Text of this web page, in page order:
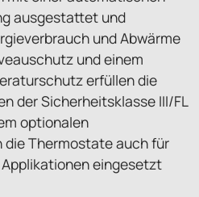
ausgestattet und
und Abwärme
und einem
erfüllen die
der Sicherheitsklasse III/FL
optionalen
die Thermostate auch für
eingesetzt